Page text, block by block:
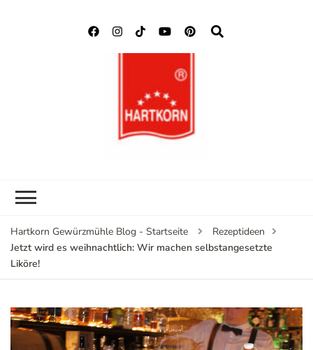
Hartkorn Gewürzmühle Blog - Startseite
Rezeptideen
Jetzt wird es weihnachtlich: Wir machen selbstangesetzte
Liköre!